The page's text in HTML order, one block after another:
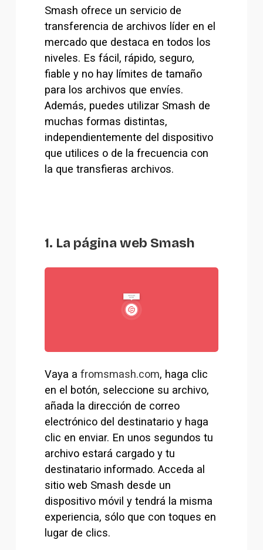
Smash ofrece un servicio de
transferencia de archivos líder en el
mercado que destaca en todos los
niveles. Es fácil, rápido, seguro,
fiable y no hay límites de tamaño
para los archivos que envíes.
Además, puedes utilizar Smash de
muchas formas distintas,
independientemente del dispositivo
que utilices o de la frecuencia con
la que transfieras archivos.
1. La página web Smash
Vaya a fromsmash.com, haga clic
en el botón, seleccione su archivo,
añada la dirección de correo
electrónico del destinatario y haga
clic en enviar. En unos segundos tu
archivo estará cargado y tu
destinatario informado. Acceda al
sitio web Smash desde un
dispositivo móvil y tendrá la misma
experiencia, sólo que con toques en
lugar de clics.